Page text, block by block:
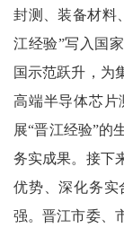
封测、装备材料
江经验”写入国
国示范跃升，为
高端半导体芯片
展“晋江经验”的
务实成果。接下
优势、深化务实
强。晋江市委、